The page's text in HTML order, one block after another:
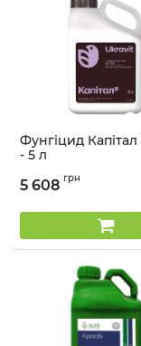
Фунгіцид Капітал
- 5 л
5 608 грн